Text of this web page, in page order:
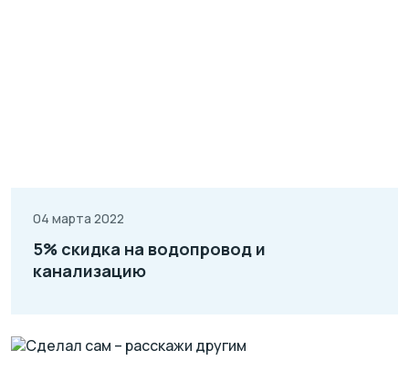
04 марта 2022
5% скидка на водопровод и
канализацию